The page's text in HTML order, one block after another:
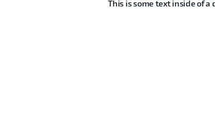
This is some text inside of a